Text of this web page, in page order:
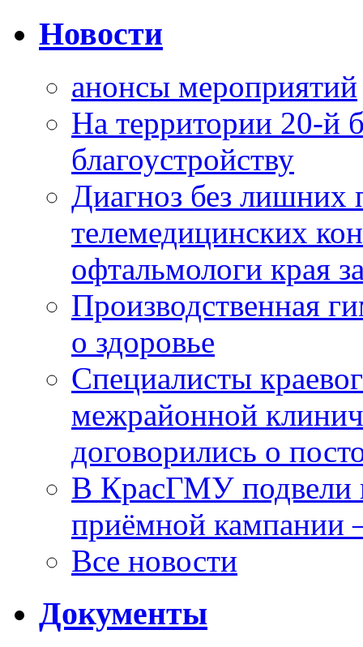
Новости
анонсы мероприятий
На территории 20-й
благоустройству
Диагноз без лишних
телемедицинских
офтальмологи края
Производственная
о здоровье
Специалисты
межрайонной
договорились о
В КрасГМУ подвели
приёмной кампании
Все новости
Документы